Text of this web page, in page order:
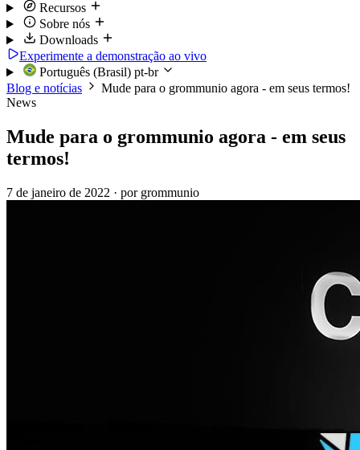
Recursos
Sobre nós
Downloads
Experimente a demonstração ao vivo
Português (Brasil) pt-br
Blog e notícias
Mude para o grommunio agora - em seus termos!
News
Mude para o grommunio agora - em seus
termos!
7 de janeiro de 2022 · por grommunio